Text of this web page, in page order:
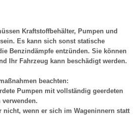
Kraftstoffbehälter, Pumpen und
Es kann sich sonst statische
Benzindämpfe entzünden. Sie können
Ihr Fahrzeug kann beschädigt werden.
beachten:
Pumpen mit vollständig geerdeten
nicht, wenn er sich im Wageninnern statt